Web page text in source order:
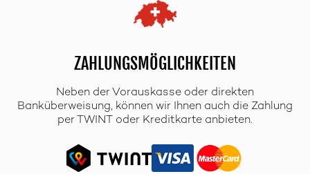
ZAHLUNGSMÖGLICHKEITEN
Neben der Vorauskasse oder direkten
Banküberweisung, können wir Ihnen auch die Zahlung
per TWINT oder Kreditkarte anbieten.